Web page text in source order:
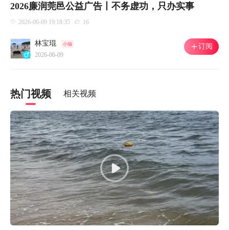
2026廉润莞邑公益广告丨不务虚功，只办实事
2026-06-09 19:18:35 16
林宝琨 小编
2026-06-09
订阅
热门视频 相关视频